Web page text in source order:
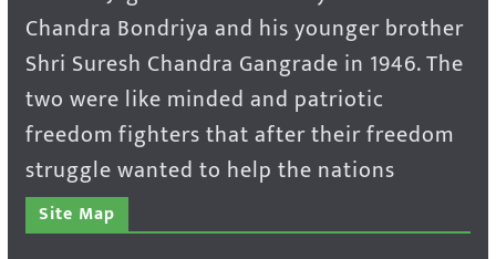
Chandra Bondriya and his younger brother
Shri Suresh Chandra Gangrade in 1946. The
two were like minded and patriotic
freedom fighters that after their freedom
struggle wanted to help the nations
Site Map